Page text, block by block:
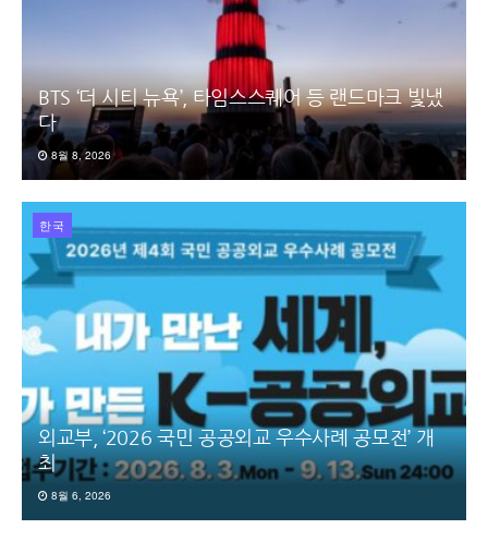
BTS ‘더 시티 뉴욕’, 타임스스퀘어 등 랜드마크 빛냈
다
8월 8, 2026
한국
외교부, ‘2026 국민 공공외교 우수사례 공모전’ 개
최
8월 6, 2026